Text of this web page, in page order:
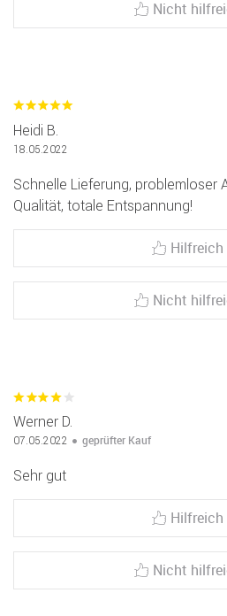
Nicht
Heidi B.
18.05.2022
Schnelle Lieferung, problemloser
Qualität, totale Entspannung!
Hilfreich
Nicht
Werner D.
07.05.2022 geprüfter Kauf
Sehr gut
Hilfreich
Nicht